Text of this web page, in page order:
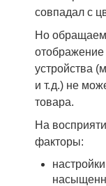
совпадал с
Но
отображение
устройства
и т. д.) не
товара.
На
факторы: